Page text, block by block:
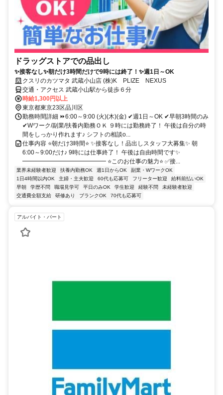
ドラッグストアでの品出し
✨接客なし✨朝だけ3時間だけで9時には終了！✨週1日～OK
クスリのカツマタ 武蔵小山店 (株)K PLIZE NEXUS
交通・アクセス 武蔵小山駅から徒歩６分
時給1,300円以上
東京都東京23区品川区
勤務時間詳細 ⏩6:00～9:00 (火)(木)(金) ✔週1日～OK ✔早朝3時間のみ
✔Wワーク/副業/扶養内勤務ＯＫ ９時には勤務終了！ 午後は自分の時
間をしっかり作れます♪ シフトの相談o...
仕事内容 ⭐朝だけ3時間⭐ ✨接客なし！品出しスタッフ大募集✨ 朝
6:00～9:00だけ♪ 9時には仕事終了！ 午後は自由時間です✨
━━━━━━━━━━━━━━ ⭐このお仕事の魅力⭐ ✅接...
業界未経験者歓迎 扶養内勤務OK 週1日からOK
副業・WワークOK
1日4時間以内OK
主婦・主夫歓迎 60代も応募可 フリーター歓迎
給料前払いOK
早朝
学歴不問 職場見学可 平日のみOK 学生歓迎 経験不問
未経験者歓迎
交通費全額支給
研修あり ブランクOK 70代も応募可
アルバイト・パート